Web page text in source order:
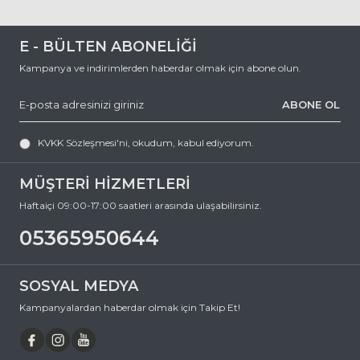
MÜŞTERİ HİZMETLERİ
Haftaiçi 09:00-17:00 saatleri arasında ulaşabilirsiniz.
05365950644
E - BÜLTEN ABONELİĞİ
Kampanya ve indirimlerden haberdar olmak için abone olun.
ABONE OL
KVKK Sözleşmesi'ni, okudum, kabul ediyorum.
SOSYAL MEDYA
Kampanyalardan haberdar olmak için Takip Et!